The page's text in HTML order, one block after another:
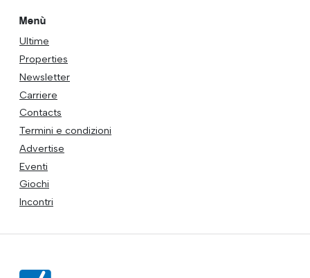
Menù
Ultime
Properties
Newsletter
Carriere
Contacts
Termini e condizioni
Advertise
Eventi
Giochi
Incontri